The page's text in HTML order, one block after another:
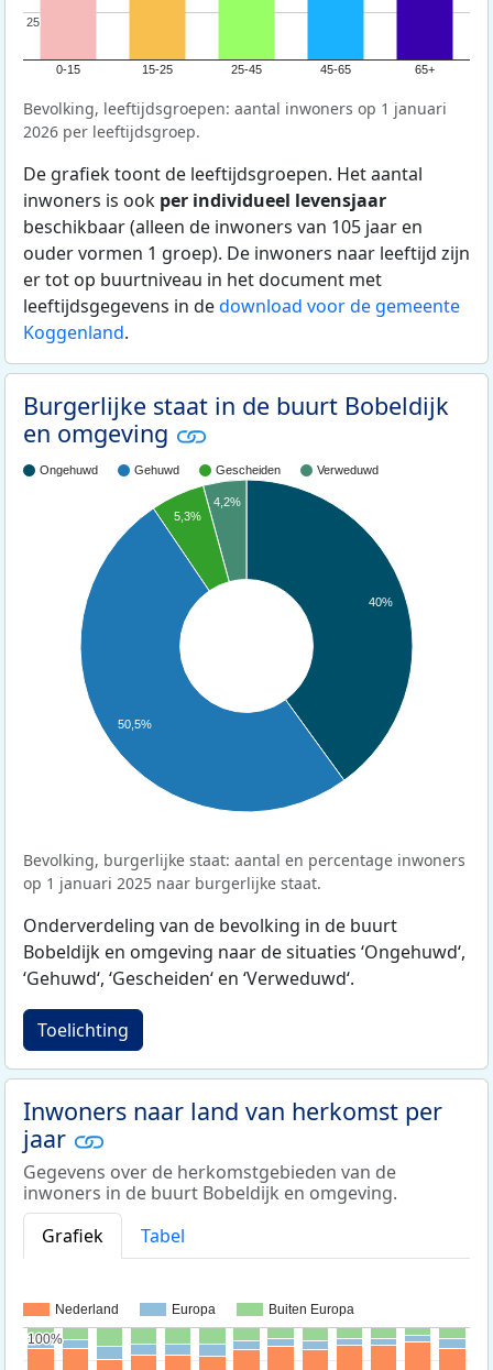
0-15 15-25 25-45 45-65 65+
25
25
Bevolking, leeftijdsgroepen: aantal inwoners op 1 januari
2026 per leeftijdsgroep.
De grafiek toont de leeftijdsgroepen. Het aantal
inwoners is ook per individueel levensjaar
beschikbaar (alleen de inwoners van 105 jaar en
ouder vormen 1 groep). De inwoners naar leeftijd zijn
er tot op buurtniveau in het document met
leeftijdsgegevens in dedownload voor de gemeente
Koggenland.
Burgerlijke staat in de buurt Bobeldijk
en omgeving
Ongehuwd Gehuwd Gescheiden Verweduwd
40%
4,2%
5,3%
50,5%
Bevolking, burgerlijke staat: aantal en percentage inwoners
op 1 januari 2025 naar burgerlijke staat.
Onderverdeling van de bevolking in de buurt
Bobeldijk en omgeving naar de situaties ‘Ongehuwd‘,
‘Gehuwd‘, ‘Gescheiden‘ en ‘Verweduwd‘.
Toelichting
Inwoners naar land van herkomst per
jaar
Gegevens over de herkomstgebieden van de
inwoners in de buurt Bobeldijk en omgeving.
Grafiek
Tabel
Nederland Europa Buiten Europa
100%
100%